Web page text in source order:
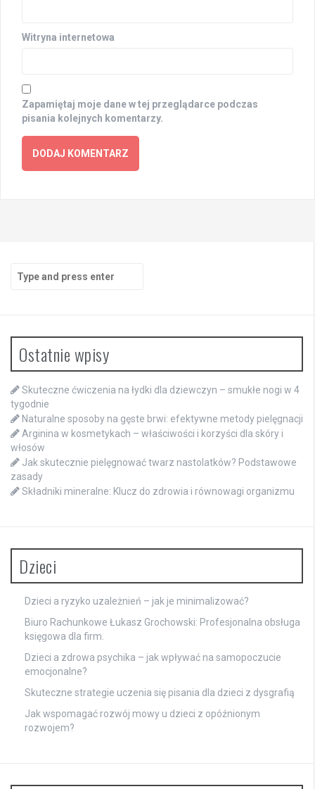
Witryna internetowa
Zapamiętaj moje dane w tej przeglądarce podczas
pisania kolejnych komentarzy.
Search
for:
Ostatnie wpisy
Skuteczne ćwiczenia na łydki dla dziewczyn – smukłe nogi w 4
tygodnie
Naturalne sposoby na gęste brwi: efektywne metody pielęgnacji
Arginina w kosmetykach – właściwości i korzyści dla skóry i
włosów
Jak skutecznie pielęgnować twarz nastolatków? Podstawowe
zasady
Składniki mineralne: Klucz do zdrowia i równowagi organizmu
Dzieci
Dzieci a ryzyko uzależnień – jak je minimalizować?
Biuro Rachunkowe Łukasz Grochowski: Profesjonalna obsługa
księgowa dla firm.
Dzieci a zdrowa psychika – jak wpływać na samopoczucie
emocjonalne?
Skuteczne strategie uczenia się pisania dla dzieci z dysgrafią
Jak wspomagać rozwój mowy u dzieci z opóźnionym
rozwojem?